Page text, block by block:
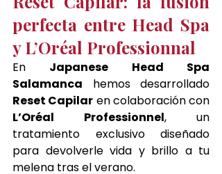
perfecta entre Head Spa
y L’Oréal Professionnal
En Japanese Head Spa
Salamanca
Reset Capilar
L’Oréal Professionnel, un
tratamiento exclusivo diseñado
para devolverle vida y brillo a tu
melena tras el verano.